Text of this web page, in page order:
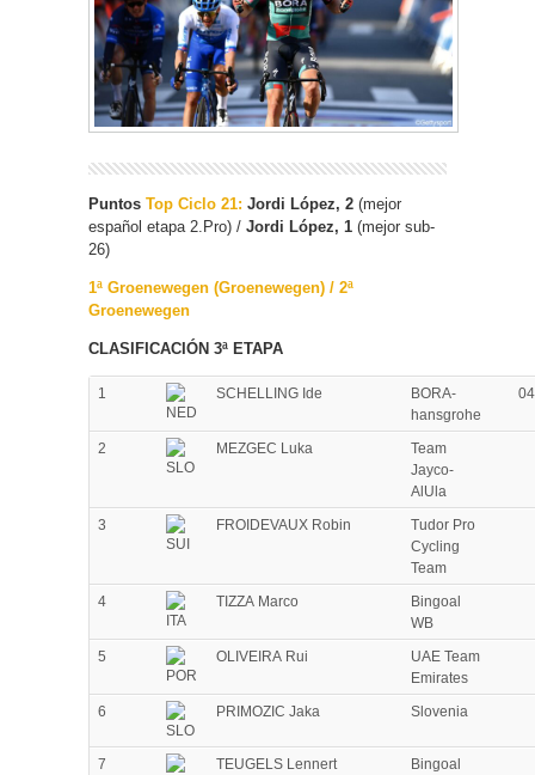
Puntos Top Ciclo 21: Jordi López, 2 (mejor
español etapa 2.Pro) / Jordi López, 1 (mejor sub-
26)
1ª Groenewegen (Groenewegen) / 2ª
Groenewegen
CLASIFICACIÓN 3ª ETAPA
1 SCHELLING Ide
BORA-
hansgrohe
2 MEZGEC Luka
Team
Jayco-
AlUla
3
FROIDEVAUX Robin
Tudor Pro
Cycling
Team
4
TIZZA Marco
Bingoal
WB
5
OLIVEIRA Rui
UAE Team
Emirates
6
PRIMOZIC Jaka Slovenia
7 TEUGELS Lennert
Bingoal